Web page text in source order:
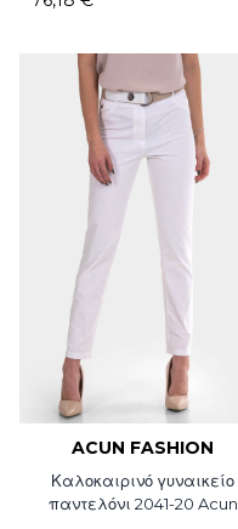
ACUN FASHION
Καλοκαιρινό γυναικείο
παντελόνι 2041-20 Acun